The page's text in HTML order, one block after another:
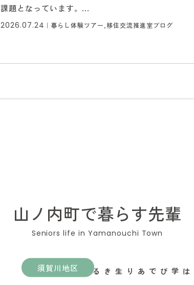
課題となっています。...
2026.07.24 ｜ 暮らし体験ツアー,移住交流推進室ブログ
山ノ内町で暮らす先輩
須賀川地区
遊ぶことは学びであり生きること